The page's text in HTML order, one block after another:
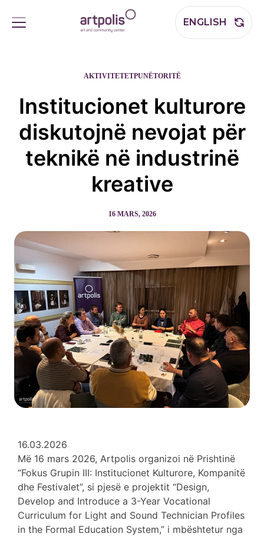
ENGLISH
AKTIVITETETPUNËTORITË
Institucionet kulturore
diskutojnë nevojat për
teknikë në industrinë
kreative
16 MARS, 2026
16.03.2026
Më 16 mars 2026, Artpolis organizoi në Prishtinë
“Fokus Grupin III: Institucionet Kulturore, Kompanitë
dhe Festivalet”, si pjesë e projektit “Design,
Develop and Introduce a 3-Year Vocational
Curriculum for Light and Sound Technician Profiles
in the Formal Education System,” i mbështetur nga